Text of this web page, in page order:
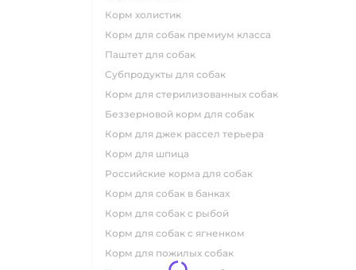
корм холистик
корм для собак премиум класса
паштет для собак
субпродукты для собак
корм для стерилизованных собак
беззерновой корм для собак
корм для джек рассел терьера
корм для шпица
российские корма для собак
корм для собак в банках
корм для собак с рыбой
корм для собак с ягненком
корм для пожилых собак